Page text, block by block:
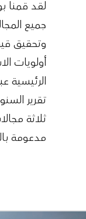
لقد قمنا
جميع
وتحقيق
أولويات
الرئيسية
تقرير
ثلاثة
مدعومة